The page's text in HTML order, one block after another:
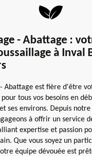
- Abattage :
à Inval
- Abattage est fière d'être
tous vos besoins en
ses environs. Depuis
à offrir un service
expertise et passion
Que vous soyez un
équipe dévouée est